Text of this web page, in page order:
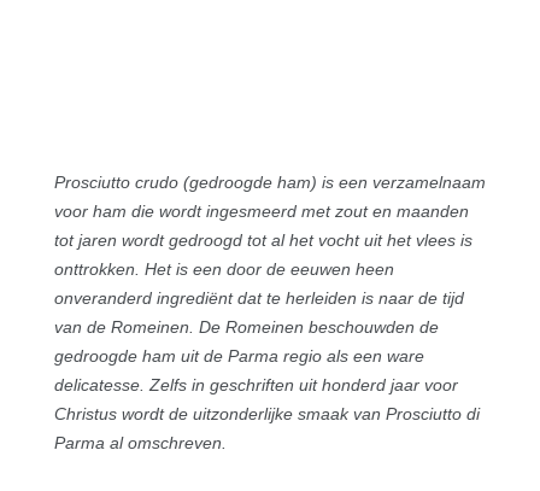
Prosciutto crudo (gedroogde ham) is een verzamelnaam
voor ham die wordt ingesmeerd met zout en maanden
tot jaren wordt gedroogd tot al het vocht uit het vlees is
onttrokken. Het is een door de eeuwen heen
onveranderd ingrediënt dat te herleiden is naar de tijd
van de Romeinen. De Romeinen beschouwden de
gedroogde ham uit de Parma regio als een ware
delicatesse. Zelfs in geschriften uit honderd jaar voor
Christus wordt de uitzonderlijke smaak van Prosciutto di
Parma al omschreven.